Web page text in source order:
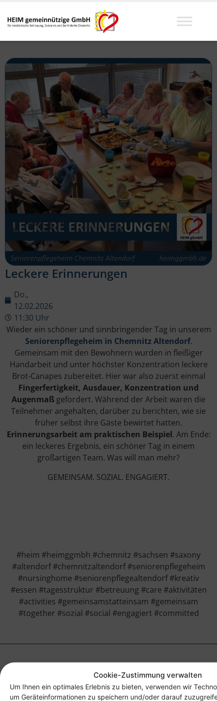
Cookie-Zustimmung verwalten
Um Ihnen ein optimales Erlebnis zu bieten, verwenden wir
um Geräteinformationen zu speichern und/oder darauf
Leckere Erinnerungen
Do.,
12.02.2026
11:30 Uhr
Wieder ein schöner und sinnbringender Tag in unserem
Seniorenpflegeheim in Chemnitz Altendorf.
Gemeinsam mit den Bewohnern wurden in fleißiger
Handarbeit und unter höchster Konzentration leckere
Brot-Canapes zubereitet. Hier war also zuerst einmal
Fingerfertigkeit, Ausdauer, Konzentration und
Augenmaß gefordert. Während der Arbeit waren die
Teilnehmer angehalten, darüber zu berichten, wie sie
früher selbst ihre Gäste bewirtet hatten.
Erinnerungsarbeit am praktischen Beispiel. Am Ende:
ein leckeres Ergebnis, ein schöner Tag in einem
großartigen Team. Was will man mehr?
GEMEINSAM. SOZIAL. ENGAGIERT.
#heim #heimggmbh #chemnitz #sachsen #saxony
#altendorf #chemnitzaltendorf #seniorenpflegeheim
#nursinghome #seniorenpflegealtendorf #kreativ
#essen #tagesstruktur #betreuung #care #aktivitäten
#activities #gemeinsamstatteinsam #gemeinsam
#together #sozial #social #engagiert #committed